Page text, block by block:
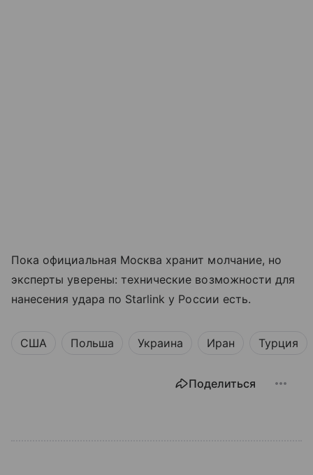
Пока официальная Москва хранит молчание, но
эксперты уверены: технические возможности для
нанесения удара по Starlink у России есть.
США Польша Украина Иран Турция
Поделиться